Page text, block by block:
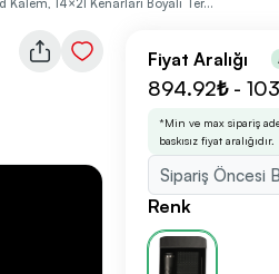
özelleştirmek için renk,
adet gibi detayları seçerek,
geçmeden önce tüm
uygun seçenekleri kolayca
3
14×21 Kenarları Boyalı Ter...
Fiyat Aralığı
894.92₺ -
*Min ve max sipariş
baskısız fiyat aralığıdır.
Sipariş Öncesi
Renk